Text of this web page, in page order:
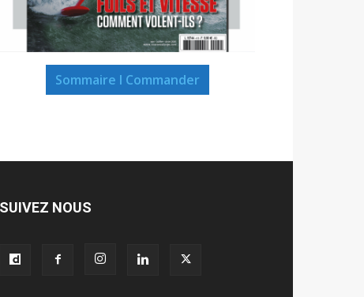
Sommaire I Commander
SUIVEZ NOUS